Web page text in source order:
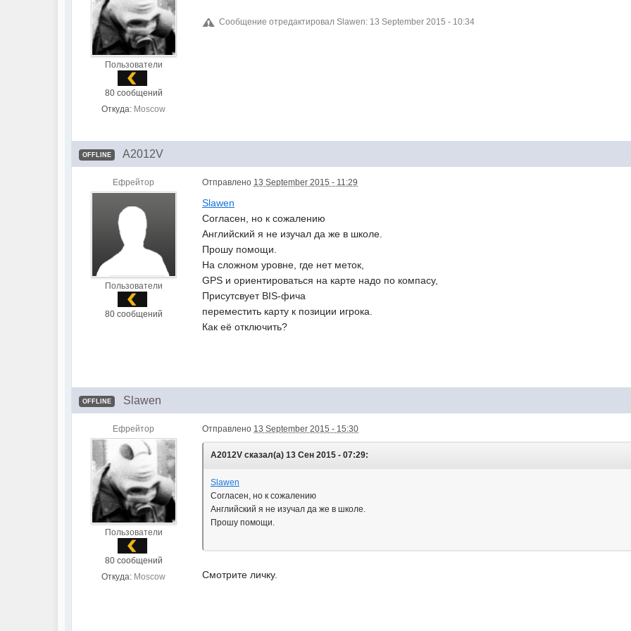
Пользователи
80 сообщений
Откуда: Moscow
Сообщение отредактировал Slawen: 13 September 2015 - 10:34
OFFLINE A2012V
Ефрейтор
Пользователи
80 сообщений
Отправлено 13 September 2015 - 11:29
Slawen
Согласен, но к сожалению
Английский я не изучал да же в школе.
Прошу помощи.
На сложном уровне, где нет меток,
GPS и ориентироваться на карте надо по компасу,
Присутсвует BIS-фича
переместить карту к позиции игрока.
Как её отключить?
OFFLINE Slawen
Ефрейтор
Пользователи
80 сообщений
Откуда: Moscow
Отправлено 13 September 2015 - 15:30
A2012V сказал(а) 13 Сен 2015 - 07:29:
Slawen
Согласен, но к сожалению
Английский я не изучал да же в школе.
Прошу помощи.
Смотрите личку.